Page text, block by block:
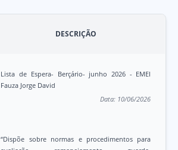
DESCRIÇÃO
Lista de Espera- Berçário- junho 2026 - EMEI
Fauza Jorge David
Data: 10/06/2026
“Dispõe sobre normas e procedimentos para